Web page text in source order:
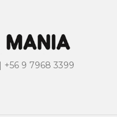
9 7968 3399